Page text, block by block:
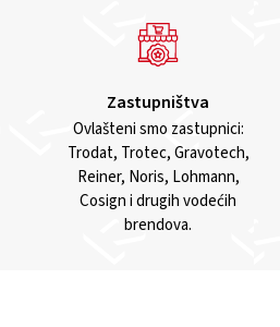
Zastupništva
Ovlašteni smo zastupnici:
Trodat, Trotec, Gravotech,
Reiner, Noris, Lohmann,
Cosign i drugih vodećih
brendova.